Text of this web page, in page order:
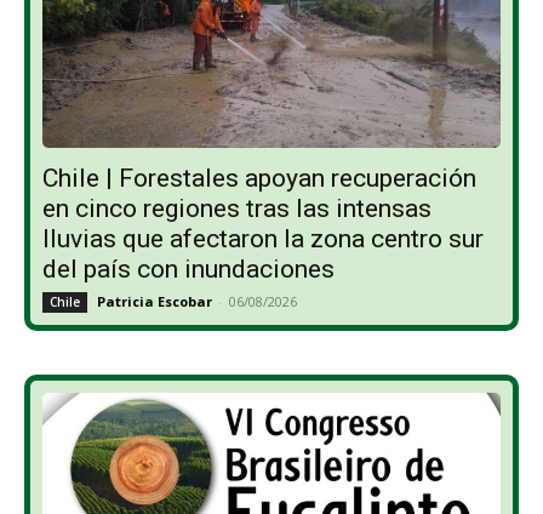
Chile | Forestales apoyan recuperación
en cinco regiones tras las intensas
lluvias que afectaron la zona centro sur
del país con inundaciones
Chile Patricia Escobar - 06/08/2026